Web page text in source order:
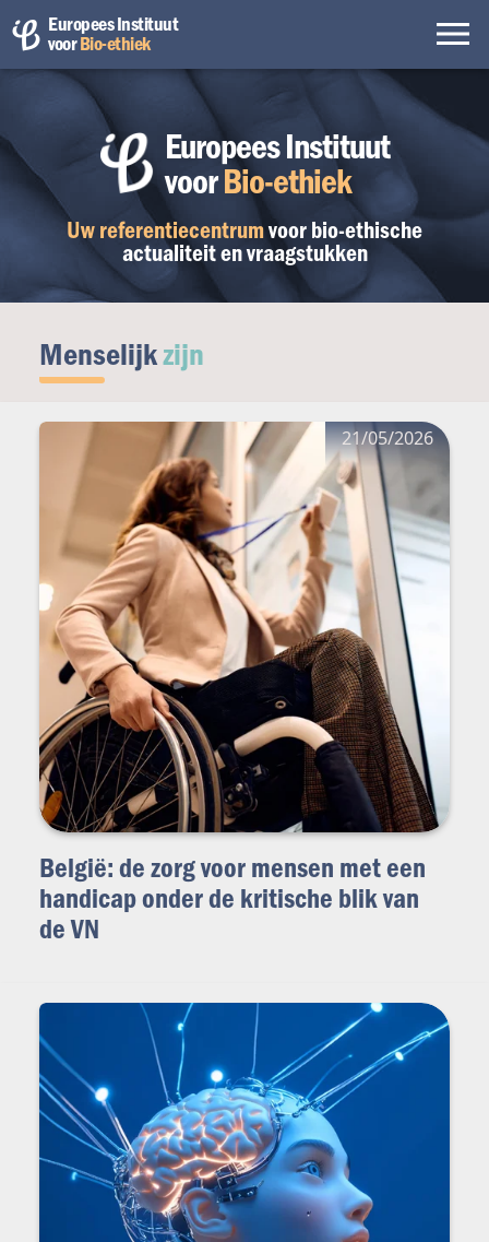
Europees Instituut
voorBio-ethiek
Uw referentiecentrumvoor bio-ethische
actualiteit en vraagstukken
Europees Instituut
voorBio-ethiek
Menselijkzijn
21/05/2026
België: de zorg voor mensen met een
handicap onder de kritische blik van
de VN